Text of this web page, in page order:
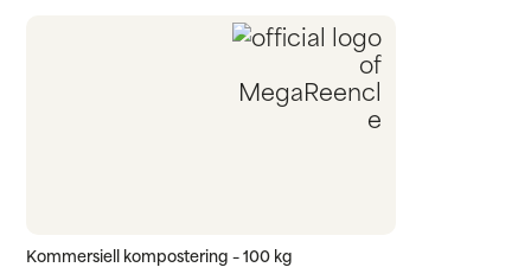
Kommersiell kompostering – 100 kg